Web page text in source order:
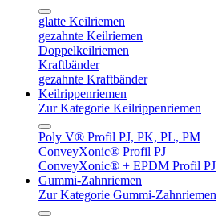
glatte Keilriemen
gezahnte Keilriemen
Doppelkeilriemen
Kraftbänder
gezahnte Kraftbänder
Keilrippenriemen
Zur Kategorie Keilrippenriemen
Poly V® Profil PJ, PK, PL, PM
ConveyXonic® Profil PJ
ConveyXonic® + EPDM Profil PJ
Gummi-Zahnriemen
Zur Kategorie Gummi-Zahnriemen